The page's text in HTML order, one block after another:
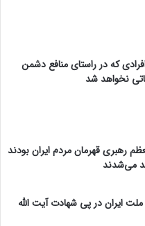
که در راستای منافع دشمن
نخواهد شد
رهبری قهرمان مردم ایران بودند
می‌شدند
ایران در پی شهادت آیت الله